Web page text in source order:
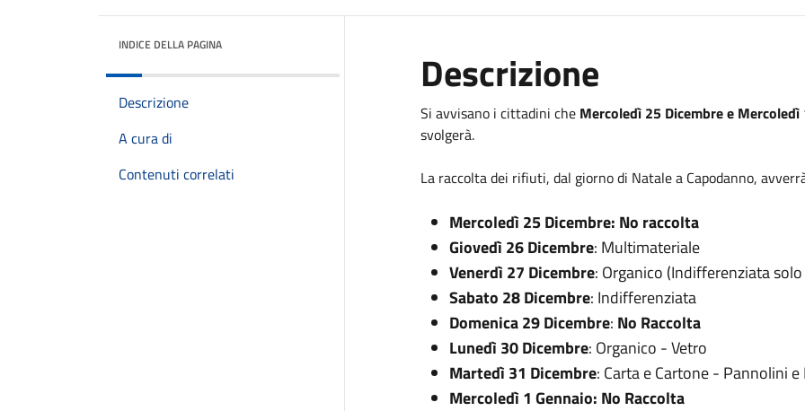
INDICE DELLA PAGINA
Descrizione
A cura di
Contenuti correlati
Descrizione
Si avvisano i cittadini che Mercoledì 25 Dicembre e Mercoledì
svolgerà.
La raccolta dei rifiuti, dal giorno di Natale a Capodanno,
Mercoledì 25 Dicembre: No raccolta
Giovedì 26 Dicembre: Multimateriale
Venerdì 27 Dicembre: Organico (Indifferenziata
Sabato 28 Dicembre: Indifferenziata
Domenica 29 Dicembre: No Raccolta
Lunedì 30 Dicembre: Organico - Vetro
Martedì 31 Dicembre: Carta e Cartone - Pannolini
Mercoledì 1 Gennaio: No Raccolta